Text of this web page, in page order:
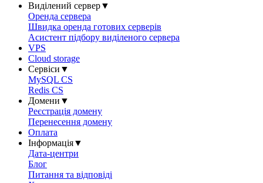
Виділений сервер▼
Оренда сервера
Швидка оренда готових серверів
Асистент підбору виділеного сервера
VPS
Cloud storage
Сервіси ▼
MySQL CS
Redis CS
Домени ▼
Реєстрація домену
Перенесення домену
Оплата
Інформація▼
Дата-центри
Блог
Питання та відповіді